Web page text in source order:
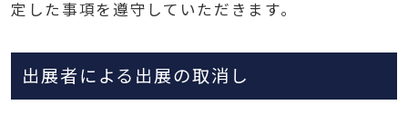
定した事項を遵守していただきます。
出展者による出展の取消し